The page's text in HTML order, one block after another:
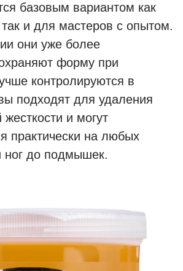
базовым вариантом как
и для мастеров с опытом.
они уже более
форму при
контролируются в
подходят для удаления
и могут
практически на любых
ног до подмышек.